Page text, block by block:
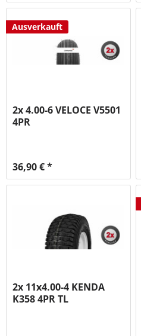
Ausverkauft
2x 4.00-6 VELOCE V5501
4PR
36,90 € *
2x 11x4.00-4 KENDA
K358 4PR TL